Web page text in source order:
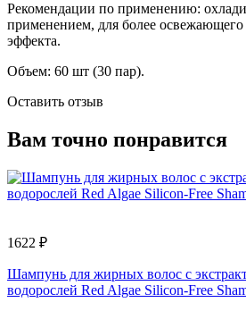
Рекомендации по применению:
применением, для более
эффекта.
Объем: 60 шт (30 пар).
Оставить отзыв
Вам точно понравится
1622 ₽
Шампунь для жирных волос с
водорослей Red Algae Silicon-Free